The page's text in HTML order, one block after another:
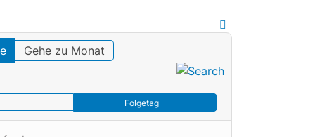
Gehe zu Monat
Folgetag